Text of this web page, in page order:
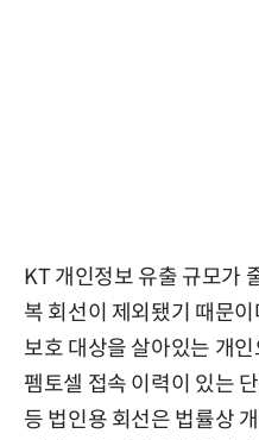
KT 개인정보 유출 규모가
복 회선이 제외됐기 때문
보호 대상을 살아있는 개
펨토셀 접속 이력이 있는
등 법인용 회선은 법률상